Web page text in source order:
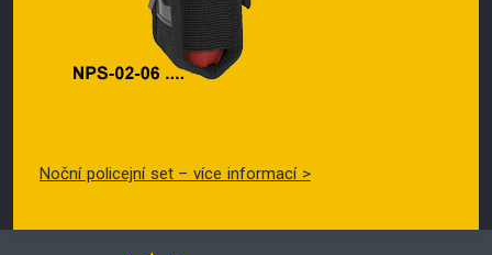
Noční policejní set – více informací >